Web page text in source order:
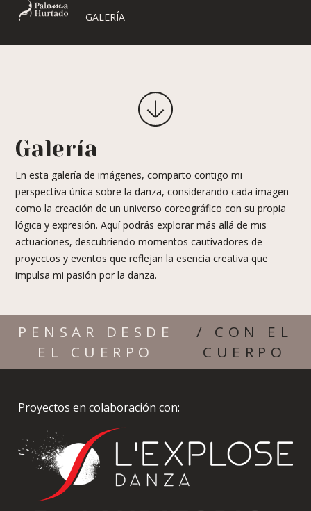
GALERÍA
Galería
En esta galería de imágenes, comparto contigo mi
perspectiva única sobre la danza, considerando cada imagen
como la creación de un universo coreográfico con su propia
lógica y expresión. Aquí podrás explorar más allá de mis
actuaciones, descubriendo momentos cautivadores de
proyectos y eventos que reflejan la esencia creativa que
impulsa mi pasión por la danza.
PENSAR DESDE
EL CUERPO
/ CON EL
CUERPO
Proyectos en colaboración con: